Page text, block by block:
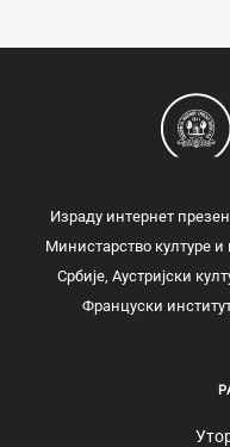
Израду интернет
Министарство културе
Србије, Аустријски
Француски